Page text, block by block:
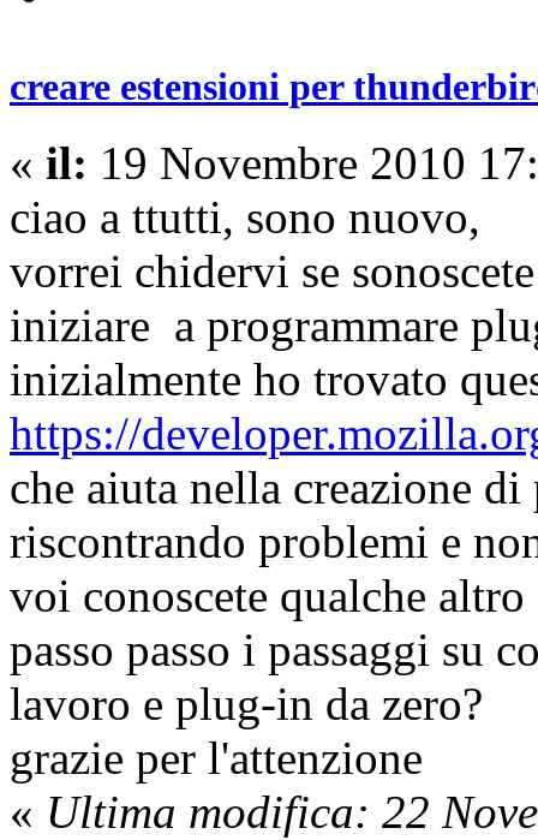
creare estensioni per
« il: 19 Novembre 2010
ciao a ttutti, sono nuovo,
vorrei chidervi se
iniziare a programmare
inizialmente ho trovato
https://
che aiuta nella creazione
riscontrando problemi e
voi conoscete qualche
passo passo i passaggi su
lavoro e plug-in da zero?
grazie per l'attenzione
« Ultima modifica: 22